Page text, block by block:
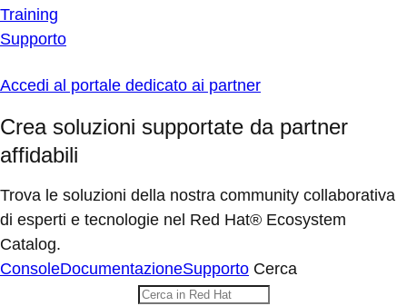
Training
Supporto
Accedi al portale dedicato ai partner
Crea soluzioni supportate da partner
affidabili
Trova le soluzioni della nostra community collaborativa
di esperti e tecnologie nel Red Hat® Ecosystem
Catalog.
ConsoleDocumentazioneSupporto Cerca